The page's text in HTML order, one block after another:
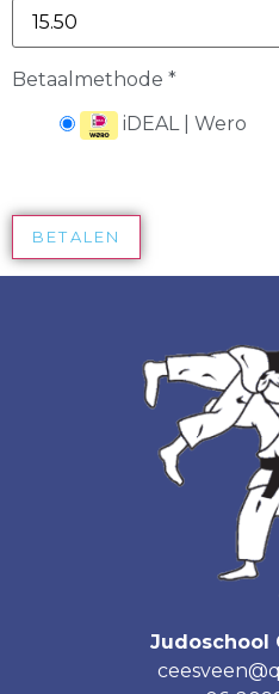
Betaalmethode *
iDEAL | Wero
BETALEN
Judoschool